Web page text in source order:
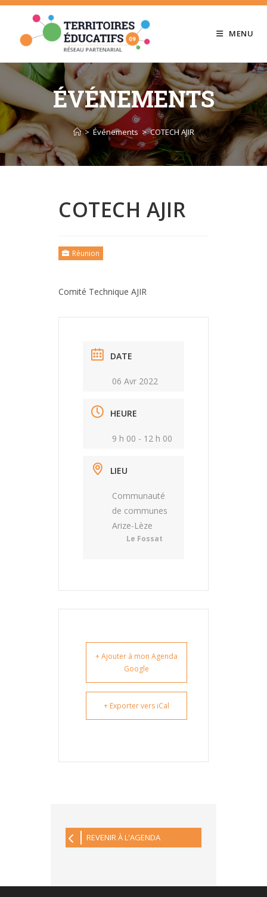
Skip
content
MENU
ÉVÉNEMENTS
> Événements > COTECH AJIR
COTECH AJIR
Réunion
Comité Technique AJIR
DATE
06 Avr 2022
HEURE
9 h 00 - 12 h 00
LIEU
Communauté
de communes
Arize-Lèze
Le Fossat
+ Ajouter à mon Agenda
Google
+ Exporter vers iCal
REVENIR À L'AGENDA